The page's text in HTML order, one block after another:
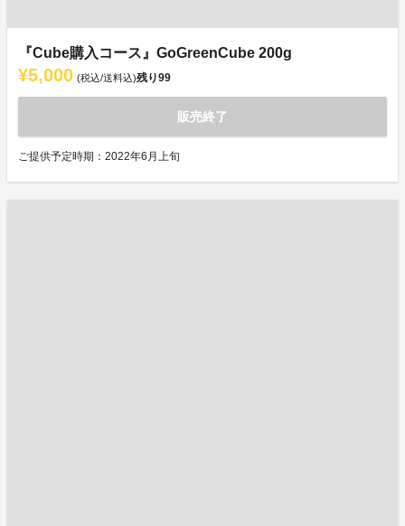
『Cube購入コース』GoGreenCube 200g
¥5,000 (税込/送料込)残り99
販売終了
ご提供予定時期：2022年6月上旬